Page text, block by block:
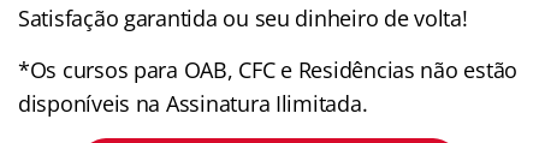
Satisfação garantida ou seu dinheiro de volta!
*Os cursos para OAB, CFC e Residências não estão
disponíveis na Assinatura Ilimitada.